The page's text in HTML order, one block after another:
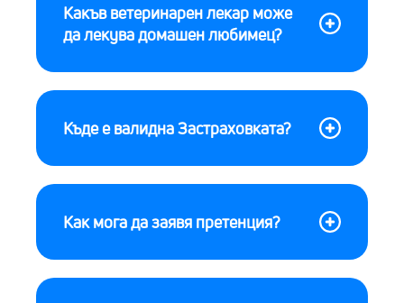
Какъв ветеринарен лекар може
да лекува домашен любимец?
Къде е валидна Застраховката?
Как мога да заявя претенция?